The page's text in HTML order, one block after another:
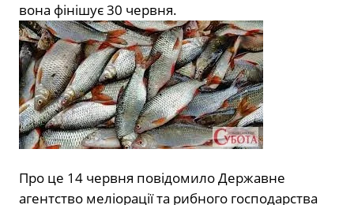
вона фінішує 30 червня.
Про це 14 червня повідомило Державне
агентство меліорації та рибного господарства